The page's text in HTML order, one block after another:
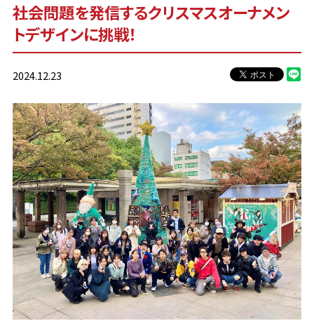
社会問題を発信するクリスマスオーナメン
トデザインに挑戦！
2024.12.23